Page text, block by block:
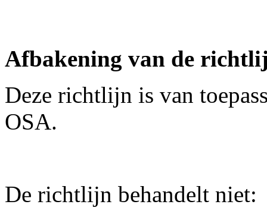
Afbakening van de
Deze richtlijn is van
OSA.
De richtlijn behandelt niet: